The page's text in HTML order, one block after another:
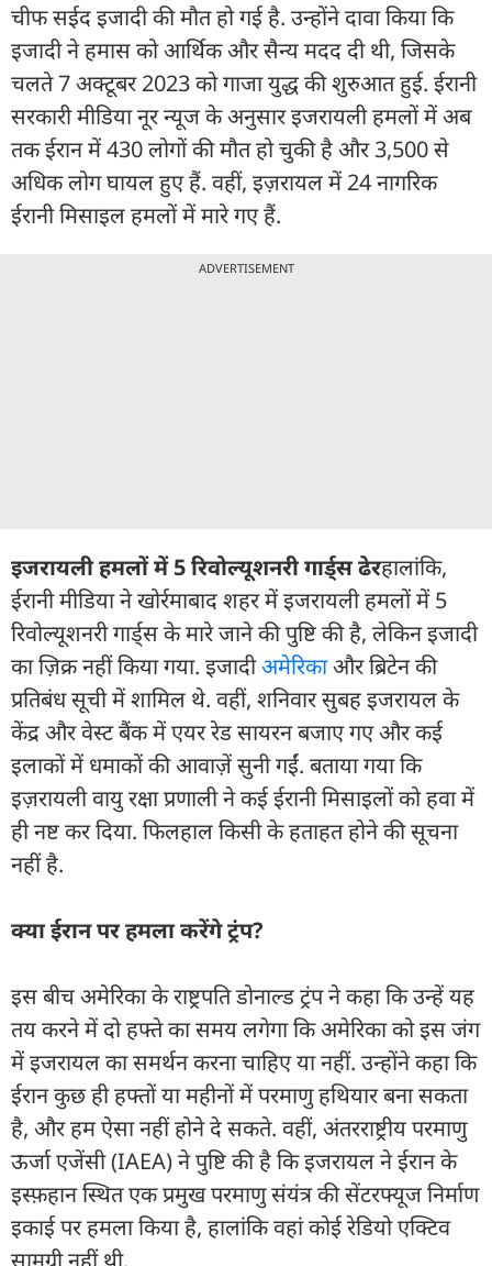
चीफ सईद इजादी की मौत हो गई है. उन्होंने दावा किया कि
इजादी ने हमास को आर्थिक और सैन्य मदद दी थी, जिसके
चलते 7 अक्टूबर 2023 को गाजा युद्ध की शुरुआत हुई. ईरानी
सरकारी मीडिया नूर न्यूज के अनुसार इजरायली हमलों में अब
तक ईरान में 430 लोगों की मौत हो चुकी है और 3,500 से
अधिक लोग घायल हुए हैं. वहीं, इज़रायल में 24 नागरिक
ईरानी मिसाइल हमलों में मारे गए हैं.
ADVERTISEMENT
इजरायली हमलों में 5 रिवोल्यूशनरी गार्ड्स ढेरहालांकि,
ईरानी मीडिया ने खोर्रमाबाद शहर में इजरायली हमलों में 5
रिवोल्यूशनरी गार्ड्स के मारे जाने की पुष्टि की है, लेकिन इजादी
का ज़िक्र नहीं किया गया. इजादीअमेरिकाऔर ब्रिटेन की
प्रतिबंध सूची में शामिल थे. वहीं, शनिवार सुबह इजरायल के
केंद्र और वेस्ट बैंक में एयर रेड सायरन बजाए गए और कई
इलाकों में धमाकों की आवाज़ें सुनी गईं. बताया गया कि
इज़रायली वायु रक्षा प्रणाली ने कई ईरानी मिसाइलों को हवा में
ही नष्ट कर दिया. फिलहाल किसी के हताहत होने की सूचना
नहीं है.
क्या ईरान पर हमला करेंगे ट्रंप?
इस बीच अमेरिका के राष्ट्रपति डोनाल्ड ट्रंप ने कहा कि उन्हें यह
तय करने में दो हफ्ते का समय लगेगा कि अमेरिका को इस जंग
में इजरायल का समर्थन करना चाहिए या नहीं. उन्होंने कहा कि
ईरान कुछ ही हफ्तों या महीनों में परमाणु हथियार बना सकता
है, और हम ऐसा नहीं होने दे सकते. वहीं, अंतरराष्ट्रीय परमाणु
ऊर्जा एजेंसी (IAEA) ने पुष्टि की है कि इजरायल ने ईरान के
इस्फ़हान स्थित एक प्रमुख परमाणु संयंत्र की सेंटरफ्यूज निर्माण
इकाई पर हमला किया है, हालांकि वहां कोई रेडियो एक्टिव
सामग्री नहीं थी.